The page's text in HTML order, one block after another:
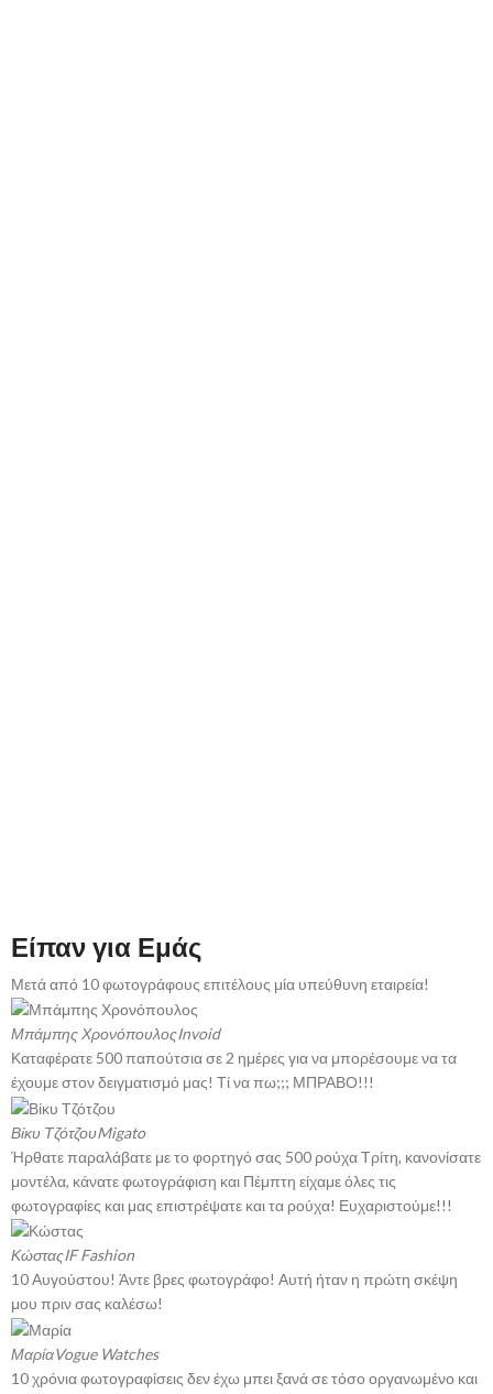
Είπαν για Εμάς
Μετά από 10 φωτογράφους επιτέλους μία υπεύθυνη εταιρεία!
Μπάμπης ΧρονόπουλοςInvoid
Καταφέρατε 500 παπούτσια σε 2 ημέρες για να μπορέσουμε να τα
έχουμε στον δειγματισμό μας! Τί να πω;;; ΜΠΡΑΒΟ!!!
Βίκυ ΤζότζουMigato
Ήρθατε παραλάβατε με το φορτηγό σας 500 ρούχα Τρίτη, κανονίσατε
μοντέλα, κάνατε φωτογράφιση και Πέμπτη είχαμε όλες τις
φωτογραφίες και μας επιστρέψατε και τα ρούχα! Ευχαριστούμε!!!
ΚώσταςIF Fashion
10 Αυγούστου! Άντε βρες φωτογράφο! Αυτή ήταν η πρώτη σκέψη
μου πριν σας καλέσω!
ΜαρίαVogue Watches
10 χρόνια φωτογραφίσεις δεν έχω μπει ξανά σε τόσο οργανωμένο και